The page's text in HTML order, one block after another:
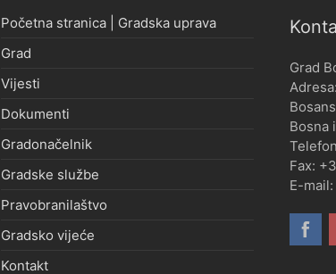
Početna stranica | Gradska uprava
Grad
Vijesti
Dokumenti
Gradonačelnik
Gradske službe
Pravobranilaštvo
Gradsko vijeće
Kontakt
Grad
Bosna
Fax:
E-